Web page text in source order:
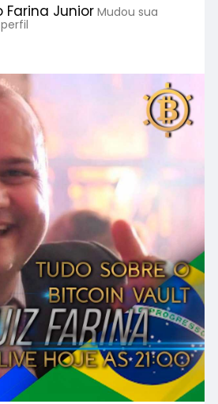
Farina Junior Mudou sua